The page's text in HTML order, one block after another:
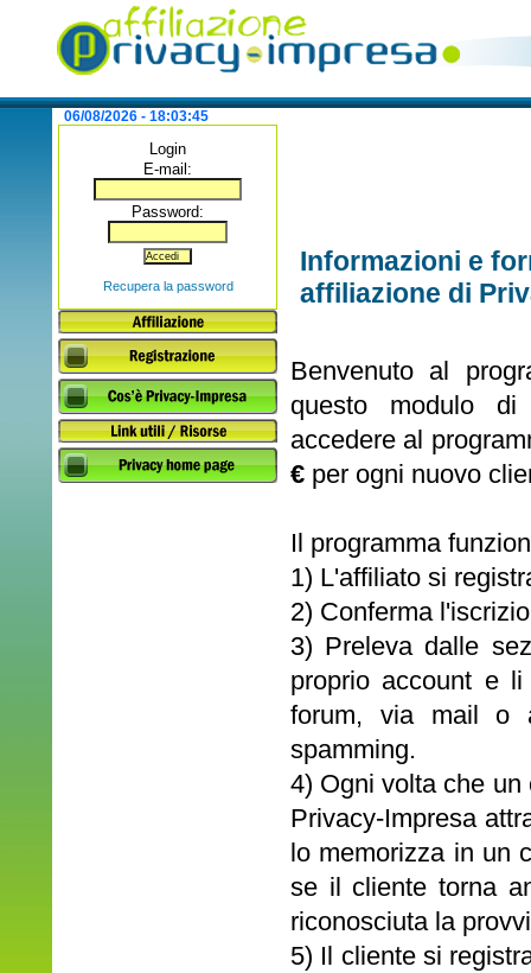
06/08/2026 - 18:03:46
Login
E-mail:
Password:
Recupera la password
Informazioni e
affiliazione di
Benvenuto al
questo modulo di
accedere al
€ per ogni nuovo
Il programma
1) L'affiliato si
2) Conferma
3) Preleva dalle
proprio account e
forum, via mail o
spamming.
4) Ogni volta che
Privacy-Impresa
lo memorizza in un
se il cliente torna
riconosciuta la
5) Il cliente si